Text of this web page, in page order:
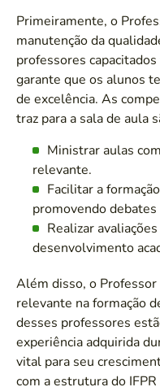
Primeiramente, o
manutenção da
professores
garante que os alunos
de excelência. As
traz para a sala de aula
Ministrar aulas
relevante.
Facilitar a
promovendo
Realizar
desenvolvimento
Além disso, o
relevante na formação
desses professores
experiência adquirida
vital para seu
com a estrutura do